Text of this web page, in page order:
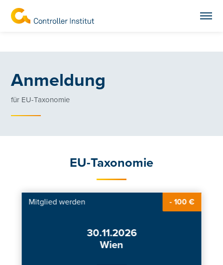
Anmeldung
für EU-Taxonomie
EU-Taxonomie
Mitglied werden - 100 €
30.11.2026
Wien